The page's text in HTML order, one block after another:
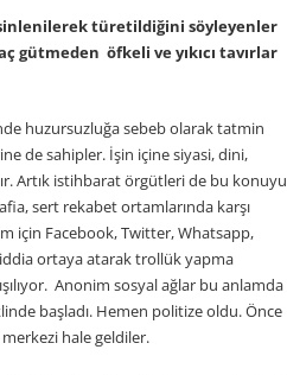
türetildiğini söyleyenler
gütmeden öfkeli ve yıkıcı tavırlar
huzursuzluğa sebeb olarak tatmin
de sahipler. İşin içine siyasi, dini,
Artık istihbarat örgütleri de bu konuyu
sert rekabet ortamlarında karşı
için Facebook, Twitter, Whatsapp,
ortaya atarak trollük yapma
Anonim sosyal ağlar bu anlamda
başladı. Hemen politize oldu. Önce
hale geldiler.